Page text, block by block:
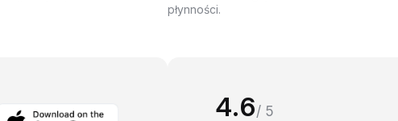
płynności.
4.6/ 5